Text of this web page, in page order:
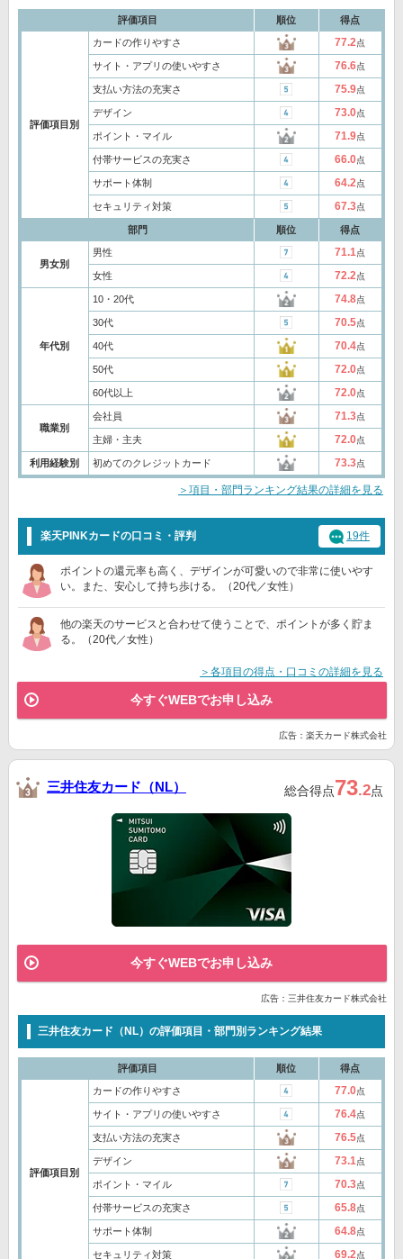
評価項目 順位 得点
評価項目別
カードの作りやすさ 77.2点
サイト・アプリの使いやすさ 76.6点
支払い方法の充実さ 75.9点
デザイン 73.0点
ポイント・マイル 71.9点
付帯サービスの充実さ 66.0点
サポート体制 64.2点
セキュリティ対策 67.3点
部門 順位 得点
男女別
男性 71.1点
女性 72.2点
年代別
10・20代 74.8点
30代 70.5点
40代 70.4点
50代 72.0点
60代以上 72.0点
職業別
会社員 71.3点
主婦・主夫 72.0点
利用経験別 初めてのクレジットカード 73.3点
＞項目・部門ランキング結果の詳細を見る
楽天PINKカードの口コミ・評判 19件
ポイントの還元率も高く、デザインが可愛いので非常に使いやす
い。また、安心して持ち歩ける。（20代／女性）
他の楽天のサービスと合わせて使うことで、ポイントが多く貯ま
る。（20代／女性）
＞各項目の得点・口コミの詳細を見る
今すぐWEBでお申し込み
広告：楽天カード株式会社
三井住友カード（NL） 総合得点73.2点
今すぐWEBでお申し込み
広告：三井住友カード株式会社
三井住友カード（NL）の評価項目・部門別ランキング結果
評価項目 順位 得点
評価項目別
カードの作りやすさ 77.0点
サイト・アプリの使いやすさ 76.4点
支払い方法の充実さ 76.5点
デザイン 73.1点
ポイント・マイル 70.3点
付帯サービスの充実さ 65.8点
サポート体制 64.8点
セキュリティ対策 69.2点